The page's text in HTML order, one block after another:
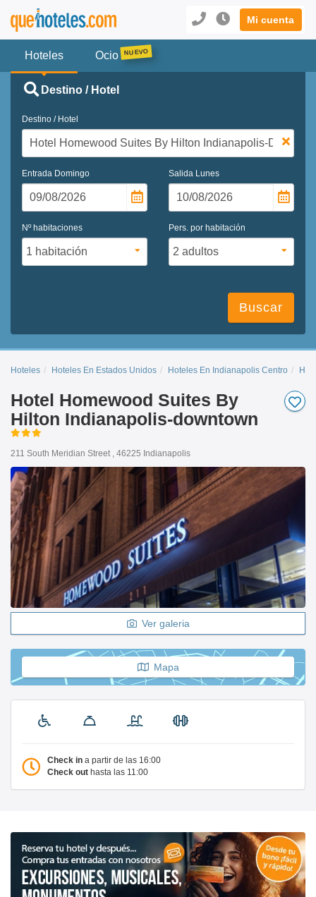
Mi cuenta
Hoteles Ocio
Destino / Hotel
Destino / Hotel
Entrada Domingo Salida Lunes
Nº habitaciones Pers. por habitación
Buscar
Hoteles Hoteles En Estados Unidos Hoteles En Indianapolis Centro
Hotel Homewood Suites By
Hilton Indianapolis-downtown
211 South Meridian Street , 46225 Indianapolis
Ver galeria
Mapa
Check in a partir de las 16:00
Check out hasta las 11:00